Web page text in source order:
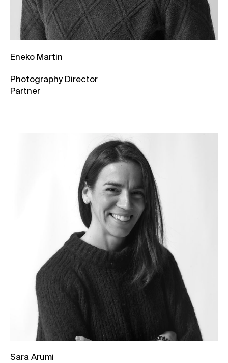
Eneko Martin
Photography Director
Partner
Sara Arumi